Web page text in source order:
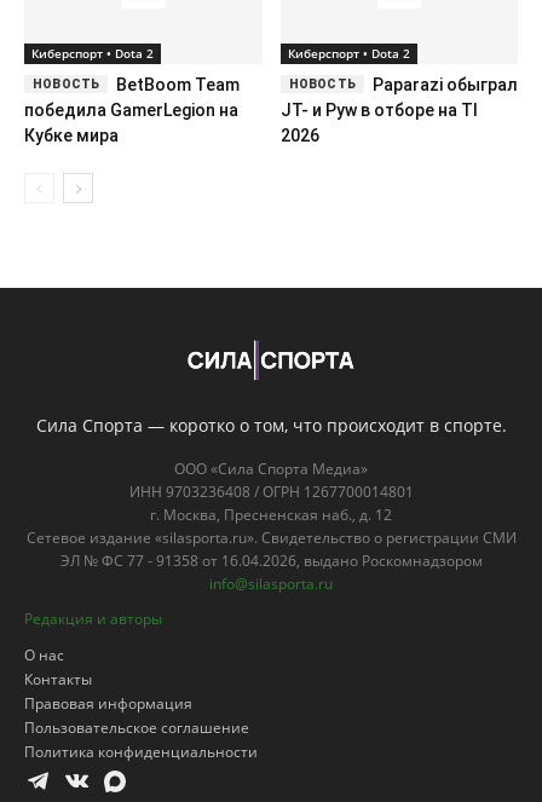
Киберспорт • Dota 2
BetBoom Team
победила GamerLegion на
Кубке мира
Киберспорт • Dota 2
Paparazi обыграл
JT- и Pyw в отборе на TI
2026
Сила Спорта — коротко о том, что происходит в спорте.
ООО «Сила Спорта Медиа»
ИНН 9703236408 / ОГРН 1267700014801
г. Москва, Пресненская наб., д. 12
Сетевое издание «silasporta.ru». Свидетельство о регистрации СМИ
ЭЛ № ФС 77 - 91358 от 16.04.2026, выдано Роскомнадзором
info@silasporta.ru
Редакция и авторы
О нас
Контакты
Правовая информация
Пользовательское соглашение
Политика конфиденциальности